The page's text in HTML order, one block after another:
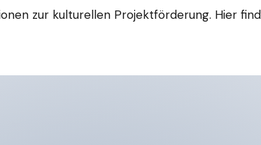
zur kulturellen Projektförderung. Hier